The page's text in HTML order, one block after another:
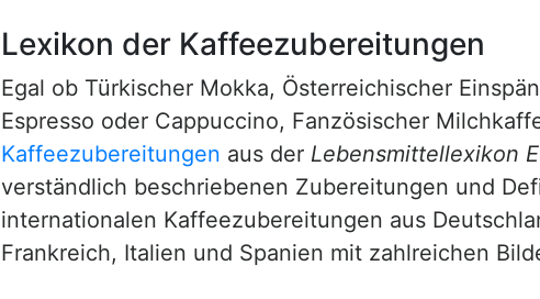
Lexikon der Kaffeezubereitungen
Egal ob Türkischer Mokka, Österreichischer
Espresso oder Cappuccino, Fanzösischer
Kaffeezubereitungen aus der Lebensmittellexikon
verständlich beschriebenen Zubereitungen und
internationalen Kaffeezubereitungen aus
Frankreich, Italien und Spanien mit zahlreichen